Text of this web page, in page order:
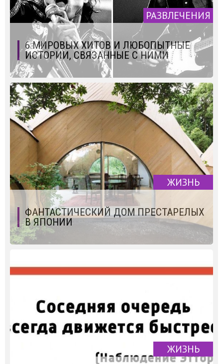
РАЗВЛЕЧЕНИЯ
6 МИРОВЫХ ХИТОВ И ЛЮБОПЫТНЫЕ
ИСТОРИИ, СВЯЗАННЫЕ С НИМИ
ЖИЗНЬ
ФАНТАСТИЧЕСКИЙ ДОМ ПРЕСТАРЕЛЫХ
В ЯПОНИИ
ЖИЗНЬ